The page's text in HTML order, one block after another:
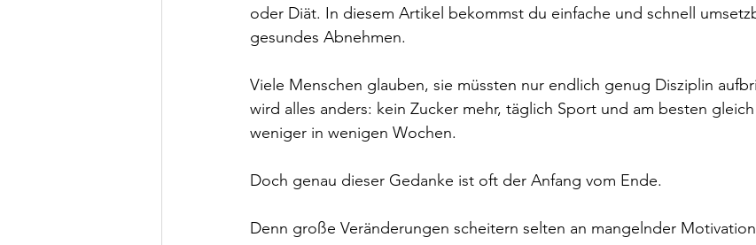
oder Diät. In diesem Artikel bekommst du einfache und schnell
gesundes Abnehmen.
Viele Menschen glauben, sie müssten nur endlich genug Disziplin
wird alles anders: kein Zucker mehr, täglich Sport und am besten
weniger in wenigen Wochen.
Doch genau dieser Gedanke ist oft der Anfang vom Ende.
Denn große Veränderungen scheitern selten an mangelnder